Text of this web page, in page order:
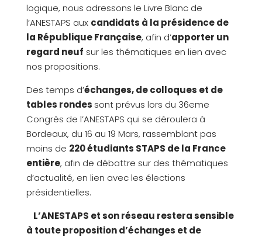
logique, nous adressons le Livre Blanc de
l’ANESTAPS aux candidats à la présidence de
la République Française, afin d’apporter un
regard neuf sur les thématiques en lien avec
nos propositions.
Des temps d’échanges, de colloques et de
tables rondes sont prévus lors du 36eme
Congrès de l’ANESTAPS qui se déroulera à
Bordeaux, du 16 au 19 Mars, rassemblant pas
moins de 220 étudiants STAPS de la France
entière, afin de débattre sur des thématiques
d’actualité, en lien avec les élections
présidentielles.
L’ANESTAPS et son réseau restera sensible
à toute proposition d’échanges et de